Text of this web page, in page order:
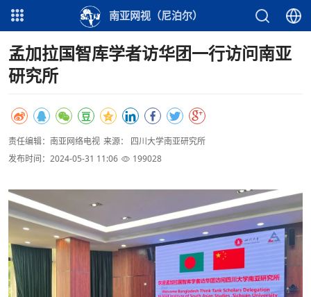
南亚网视（尼泊尔）
孟加拉国智库学者访华团一行访问南亚
研究所
责任编辑：南亚网络电视 来源： 四川大学南亚研究所
发布时间：2024-05-31 11:06
199028